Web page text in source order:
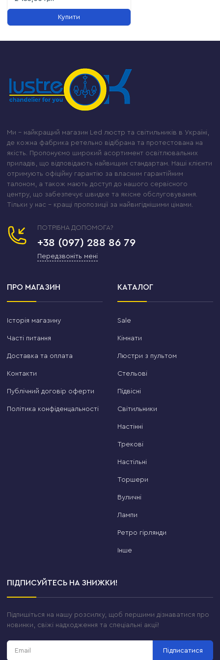
Купити
Ми – найкращий магазин Led люстр та світильників в Україні,
де кожна фабрика ретельно відібрана та протестована на
якість. Пропонуємо широкий асортимент освітлювальних
приладів, що відповідають найвищим стандартам. Наші клієнти
отримують офіційну гарантію за власним гарантійним
талоном, а також мають доступ до нашого сервісного
центру, що забезпечує швидке та якісне обслуговування.
Тільки у нас – кращі пропозиції за найвигіднішими цінами.
ПОТРІБНА ДОПОМОГА?
+38 (097) 288 86 79
Передзвоніть мені
ПРО МАГАЗИН
Історія магазину
Часті питання
Доставка та оплата
Контакти
Публічний договір оферти
Політика конфіденцальності
КАТАЛОГ
Sale
Кімнати
Люстри з пультом
Стельові
Підвісні
Світильники
Настінні
Трекові
Настільні
Торшери
Вуличні
Лампи
Ретро гірлянди
Інше
ПІДПИСУЙТЕСЬ НА ЗНИЖКИ!
Підпишіться на нашу розсилку, щоб першими дізнаватися про
новинки, свіжі надходження та спеціальні акції!
Підписатися